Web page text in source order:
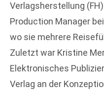
Verlagsherstellung
Production Manager bei
wo sie mehrere
Zuletzt war Kristine
Elektronisches
Verlag an der